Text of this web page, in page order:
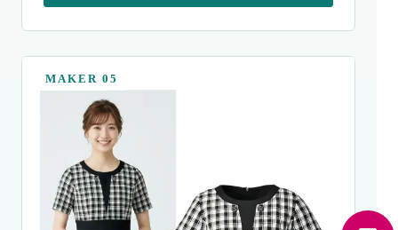
MAKER 05